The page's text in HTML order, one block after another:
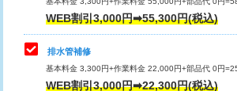
コンクリート斫り（厚さ10㎝超え）
モルタル補修（厚さ10㎝まで）
モルタル補修（厚さ10㎝超え）
交換・取付(混合水栓（壁付・デッキ
式・ワンホール）)
交換・取付(排水栓・排水トラップ
WEB割引3,000円➡55,300円(税込)
排水管補修
基本料金 3,300円+作業料金 22,000円+部品代 0円
WEB割引3,000円➡22,300円(税込)